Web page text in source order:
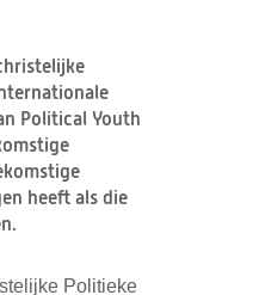
Political Youth
heeft als die
Politieke